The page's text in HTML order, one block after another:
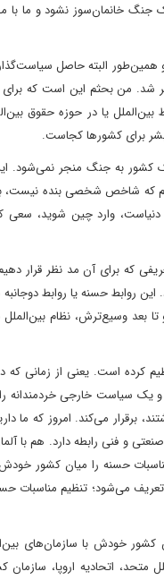
جنگ خانمان‌سوز نشود و ما با
که افتاده و حاصل سیاست‌گذاری‌هایی است که طی ۴۸ سال انجام شده و همین‌طور البته
شد. من بحثم این است که برای
یا در حوزه حقوق
برای کشورها کجاست.
کشور به جنگ منجر نمی‌شود.
که شاخص شخصی بنده نیست،
دنیاست، وارد چین شوید، سعی
که برای آن مد نظر قرار
روابط حسنه یا روابط
بعد وسیع‌ترش، نظام بین‌الملل
کرده است. یعنی از زمانی که
یک سیاست خارجی خردمندانه
برقرار می‌کند. امروز که ما
و فنی رابطه دارد. هم با
حسنه را میان کشور خودش
می‌شود؛ تنظیم مناسبات
کشور خودش با سازمان‌های
متحد، اتحادیه اروپا، سازمان